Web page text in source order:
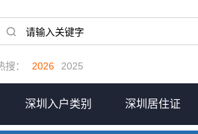
搜： 2026 2025
深圳入户类别 深圳居住证